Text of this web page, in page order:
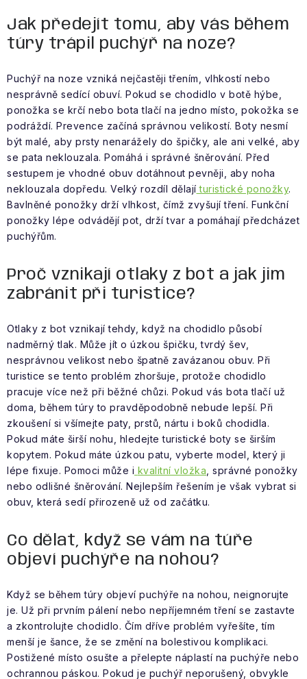
Jak předejít tomu, aby vás během
túry trápil puchýř na noze?
Puchýř na noze vzniká nejčastěji třením, vlhkostí nebo
nesprávně sedící obuví. Pokud se chodidlo v botě hýbe,
ponožka se krčí nebo bota tlačí na jedno místo, pokožka se
podráždí. Prevence začíná správnou velikostí. Boty nesmí
být malé, aby prsty nenarážely do špičky, ale ani velké, aby
se pata neklouzala. Pomáhá i správné šněrování. Před
sestupem je vhodné obuv dotáhnout pevněji, aby noha
neklouzala dopředu. Velký rozdíl dělají turistické ponožky.
Bavlněné ponožky drží vlhkost, čímž zvyšují tření. Funkční
ponožky lépe odvádějí pot, drží tvar a pomáhají předcházet
puchýřům.
Proč vznikají otlaky z bot a jak jim
zabránit při turistice?
Otlaky z bot vznikají tehdy, když na chodidlo působí
nadměrný tlak. Může jít o úzkou špičku, tvrdý šev,
nesprávnou velikost nebo špatně zavázanou obuv. Při
turistice se tento problém zhoršuje, protože chodidlo
pracuje více než při běžné chůzi. Pokud vás bota tlačí už
doma, během túry to pravděpodobně nebude lepší. Při
zkoušení si všímejte paty, prstů, nártu i boků chodidla.
Pokud máte širší nohu, hledejte turistické boty se širším
kopytem. Pokud máte úzkou patu, vyberte model, který ji
lépe fixuje. Pomoci může i kvalitní vložka , správné ponožky
nebo odlišné šněrování. Nejlepším řešením je však vybrat si
obuv, která sedí přirozeně už od začátku.
Co dělat, když se vám na túře
objeví puchýře na nohou?
Když se během túry objeví puchýře na nohou, neignorujte
je. Už při prvním pálení nebo nepříjemném tření se zastavte
a zkontrolujte chodidlo. Čím dříve problém vyřešíte, tím
menší je šance, že se změní na bolestivou komplikaci.
Postižené místo osušte a přelepte náplastí na puchýře nebo
ochrannou páskou. Pokud je puchýř neporušený, obvykle